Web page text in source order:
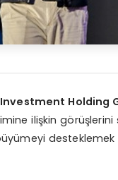
Holding
ilişkin görüşlerini